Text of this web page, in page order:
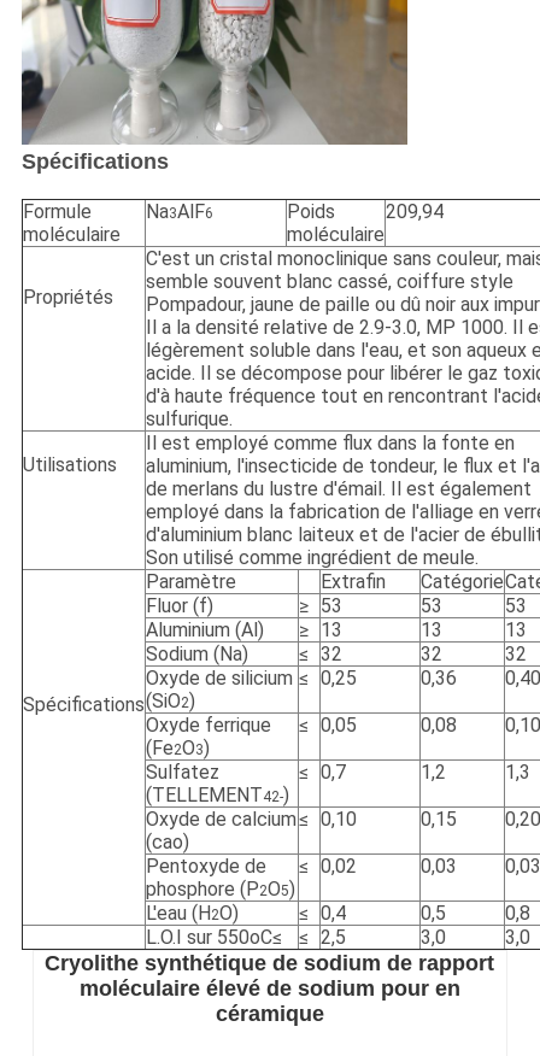
Spécifications
Formule
moléculaire
Na3AlF6
Poids
moléculaire
209,94
Propriétés
C'est un cristal monoclinique sans couleur,
semble souvent blanc cassé, coiffure style
Pompadour, jaune de paille ou dû noir aux
Il a la densité relative de 2.9-3.0, MP 1000. Il
légèrement soluble dans l'eau, et son aqueux
acide. Il se décompose pour libérer le gaz
d'à haute fréquence tout en rencontrant
sulfurique.
Utilisations
Il est employé comme flux dans la fonte en
aluminium, l'insecticide de tondeur, le flux et
de merlans du lustre d'émail. Il est également
employé dans la fabrication de l'alliage en
d'aluminium blanc laiteux et de l'acier de
Son utilisé comme ingrédient de meule.
Spécifications
Paramètre Extrafin Catégorie
Fluor (f)
≥ 53 53
53
Aluminium (Al)
≥ 13 13
13
Sodium (Na)
≤ 32 32
32
Oxyde de silicium
(SiO2)
≤ 0,25 0,36 0,40
Oxyde ferrique
(Fe2O3)
≤ 0,05 0,08 0,10
Sulfatez
(TELLEMENT42-)
≤ 0,7 1,2 1,3
Oxyde de calcium
(cao)
≤ 0,10 0,15 0,20
Pentoxyde de
phosphore (P2O5)
≤ 0,02 0,03 0,03
L'eau (H 2O) ≤ 0,4 0,5
0,8
L.O.I sur 550oC≤
≤ 2,5 3,0 3,0
Cryolithe synthétique de sodium de rapport
moléculaire élevé de sodium pour en
céramique